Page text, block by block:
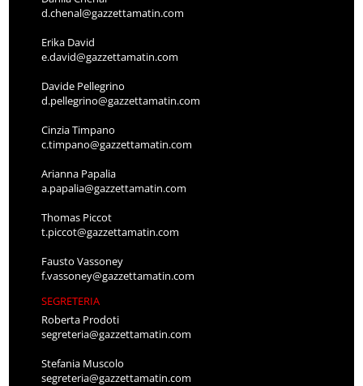
d.chenal@gazzettamatin.com
Erika David
e.david@gazzettamatin.com
Davide Pellegrino
d.pellegrino@gazzettamatin.com
Cinzia Timpano
c.timpano@gazzettamatin.com
Arianna Papalia
a.papalia@gazzettamatin.com
Thomas Piccot
t.piccot@gazzettamatin.com
Fausto Vassoney
f.vassoney@gazzettamatin.com
SEGRETERIA
Roberta Prodoti
segreteria@gazzettamatin.com
Stefania Muscolo
segreteria@gazzettamatin.com